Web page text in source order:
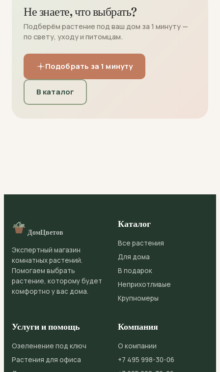
Не знаете, что выбрать?
Подберём растение под ваш дом за 1 минуту —
по свету, уходу и питомцам.
Подобрать за 1 минуту
В каталог
ДомЦветов
Экспертный магазин
комнатных растений.
Помогаем выбрать
растение, которому будет
комфортно у вас дома.
Каталог
Все растения
Для дома
В подарок
Неприхотливые
Крупномеры
Услуги и помощь
Озеленение под ключ
Растения для офиса
Компания
О компании
+7 495 998-30-06